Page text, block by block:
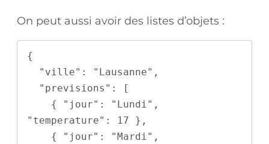
On peut aussi avoir des listes d’objets :
{
"temperature": 17 },